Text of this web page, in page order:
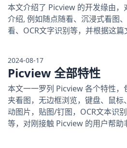
本文介绍了 Picview 的开发缘由，
介绍, 例如随点随看、沉浸式看图
看、OCR文字识别等，并根据这篇
2024-08-17
Picview 全部特性
本文一一罗列 Picview 各个特性
夹看图，无边框浏览，键盘、鼠
动图片，贴图/钉图，OCR文本识
等，对刚接触 Picview 的用户帮助